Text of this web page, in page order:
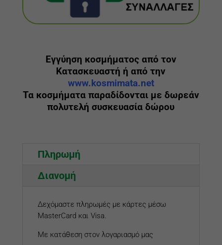
Εγγύηση κοσμήματος από τον
Κατασκευαστή ή από την
www.kosmimata.net
Τα κοσμήματα παραδίδονται με δωρεάν
πολυτελή συσκευασία δώρου
Πληρωμή
Διανομή
Δεχόμαστε πληρωμές με κάρτες μέσω
MasterCard και Visa.
Με κατάθεση στον λογαριασμό μας